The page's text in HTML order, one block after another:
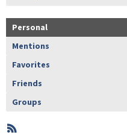
Personal
Mentions
Favorites
Friends
Groups